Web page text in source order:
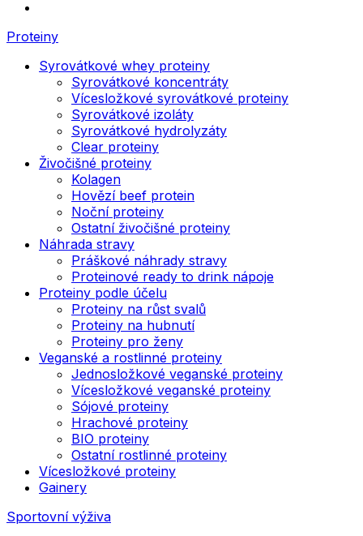
Proteiny
Syrovátkové whey proteiny
Syrovátkové koncentráty
Vícesložkové syrovátkové proteiny
Syrovátkové izoláty
Syrovátkové hydrolyzáty
Clear proteiny
Živočišné proteiny
Kolagen
Hovězí beef protein
Noční proteiny
Ostatní živočišné proteiny
Náhrada stravy
Práškové náhrady stravy
Proteinové ready to drink nápoje
Proteiny podle účelu
Proteiny na růst svalů
Proteiny na hubnutí
Proteiny pro ženy
Veganské a rostlinné proteiny
Jednosložkové veganské proteiny
Vícesložkové veganské proteiny
Sójové proteiny
Hrachové proteiny
BIO proteiny
Ostatní rostlinné proteiny
Vícesložkové proteiny
Gainery
Sportovní výživa